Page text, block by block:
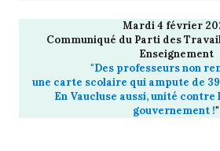
Mardi 4 février
Communiqué du Parti des
Enseignement
"Des professeurs non
une carte scolaire qui ampute de
En Vaucluse aussi, unité
gouvernement !"